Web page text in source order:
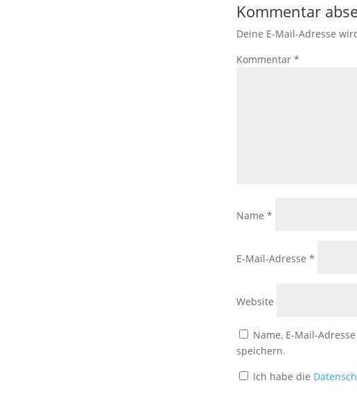
Kommentar
Deine E-Mail-Adresse
Kommentar*
Name*
E-Mail-Adresse*
Website
Name, E-Mail-
speichern.
Ich habe die